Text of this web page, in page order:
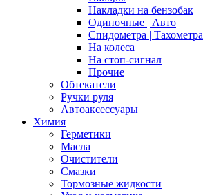
Накладки на бензобак
Одиночные | Авто
Спидометра | Тахометра
На колеса
На стоп-сигнал
Прочие
Обтекатели
Ручки руля
Автоаксессуары
Химия
Герметики
Масла
Очистители
Смазки
Тормозные жидкости